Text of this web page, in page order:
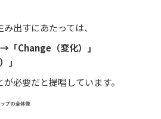
出すにあたっては、
「Change（変化）」
」
必要だと提唱しています。